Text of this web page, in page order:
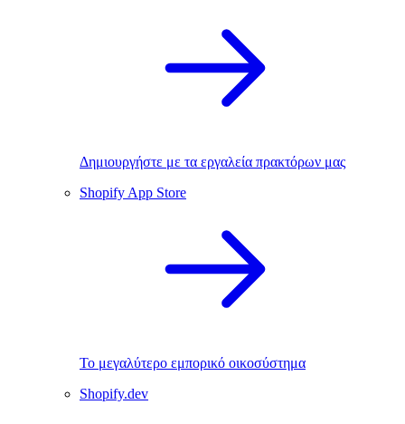
Δημιουργήστε με τα εργαλεία πρακτόρων μας
Shopify App Store
Το μεγαλύτερο εμπορικό οικοσύστημα
Shopify.dev